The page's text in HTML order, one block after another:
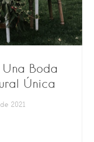
Boda
Única
2021